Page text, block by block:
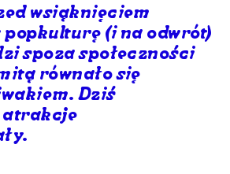
wsiąknięciem
(i na odwrót)
spoza społeczności
równało się
Dziś
atrakcje